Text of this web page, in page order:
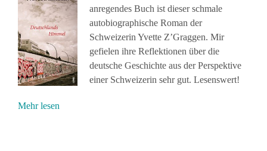
anregendes Buch ist dieser schmale
autobiographische Roman der
Schweizerin Yvette Z’Graggen. Mir
gefielen ihre Reflektionen über die
deutsche Geschichte aus der Perspektive
einer Schweizerin sehr gut. Lesenswert!
Mehr lesen